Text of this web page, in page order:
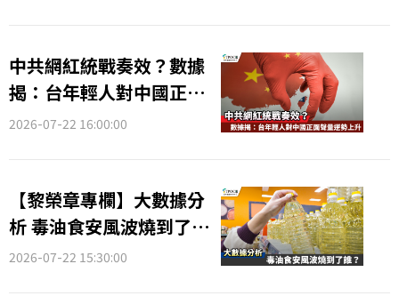
中共網紅統戰奏效？數據
揭：台年輕人對中國正面
聲量逆勢上升
2026-07-22 16:00:00
【黎榮章專欄】大數據分
析 毒油食安風波燒到了
誰？
2026-07-22 15:30:00